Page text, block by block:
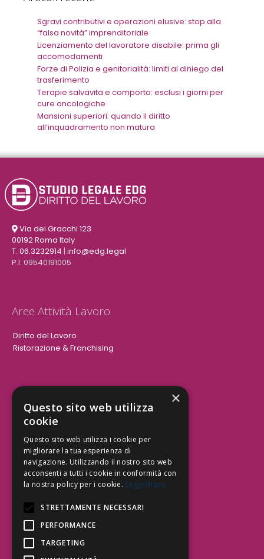
Sgravi contributivi e operazioni elusive: stop alla
“falsa novità” imprenditoriale
Licenziamento del lavoratore disabile: prima gli
accomodamenti
Forze di Polizia e genitorialità: limiti al diniego del
trasferimento
Terapie salvavita e comporto: esclusi i giorni per
cure oncologiche
Mansioni superiori: quando il diritto
all’inquadramento non matura
Via dei Gracchi 123
00192 Roma Italy
T. 06.3232914 | info@edg.legal
P.I. 09540191005
Aree Attività Lavoro
Diritto del Lavoro
Ristorazione & Franchising
Aree Attività Civile
Tutele del Credito
Responsabilità Civile
Contrattualistica
Segui lo Studio EDG sui social.
×
Questo sito web utilizza
cookie
Questo sito web utilizza i cookie per
migliorare la tua esperienza di
navigazione. Utilizzando il nostro sito web
acconsenti a tutti i cookie in conformità con
la nostra policy per i cookie. Leggi di più
STRETTAMENTE NECESSARI
PERFORMANCE
TARGETING